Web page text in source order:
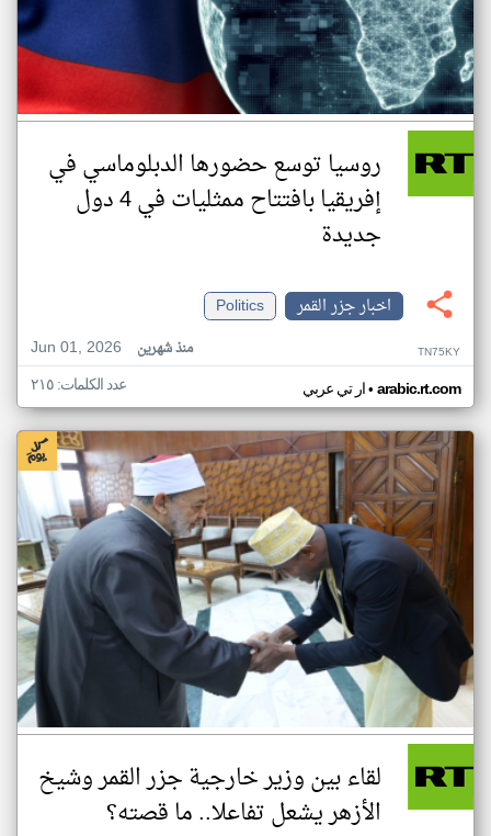
روسيا توسع حضورها الدبلوماسي في
إفريقيا بافتتاح ممثليات في 4 دول
جديدة
اخبار جزر القمر
Politics
Jun 01, 2026
منذ شهرين TN75KY
ار تي عربي• arabic.rt.com عدد الكلمات: ٢١٥
لقاء بين وزير خارجية جزر القمر وشيخ
الأزهر يشعل تفاعلا.. ما قصته؟